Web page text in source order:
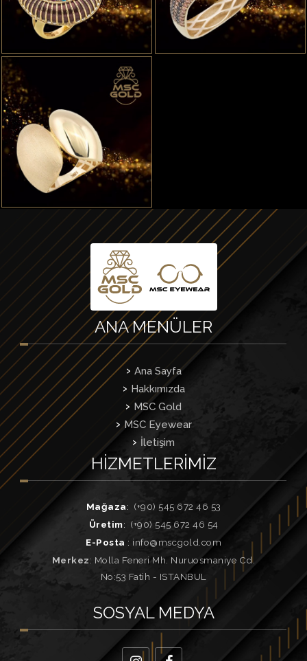
ANAMENÜLER
Ana Sayfa
Hakkımızda
MSC Gold
MSC Eyewear
İletişim
HIZMETLERIMIZ
Mağaza: (+90) 545 672 46 53
Üretim: (+90) 545 672 46 54
E-Posta : info@mscgold.com
Merkez: Molla Feneri Mh. Nuruosmaniye Cd.
No:53 Fatih - ISTANBUL
SOSYAL MEDYA